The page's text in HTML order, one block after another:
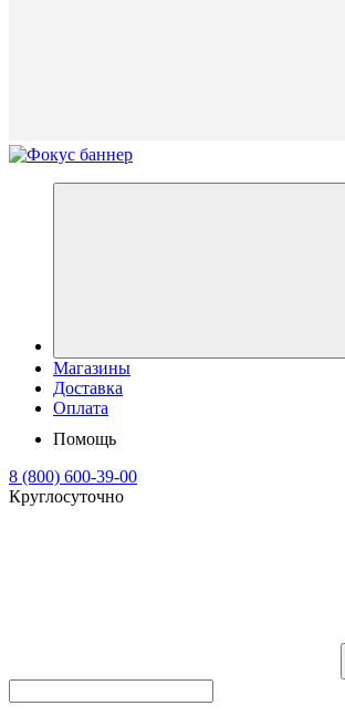
Магазины
Доставка
Оплата
Помощь
8 (800) 600-39-00
Круглосуточно